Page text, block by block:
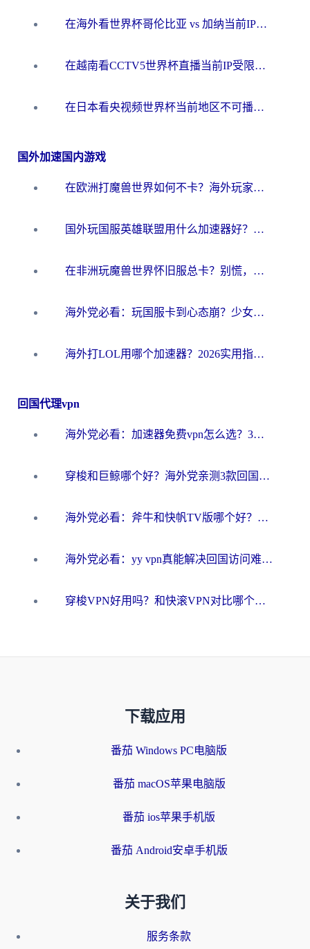
在海外看世界杯哥伦比亚 vs 加纳当前IP受限制？这篇指南帮你流畅看中文解说赛事
在越南看CCTV5世界杯直播当前IP受限制？海外党体育观赛终极指南来了
在日本看央视频世界杯当前地区不可播放？海外党体育观赛终极指南
国外加速国内游戏
在欧洲打魔兽世界如何不卡？海外玩家的国服游戏加速终极攻略
国外玩国服英雄联盟用什么加速器好？海外党亲测有效的国服游戏加速指南
在非洲玩魔兽世界怀旧服总卡？别慌，这份指南帮你丝滑开荒
海外党必看：玩国服卡到心态崩？少女前线云图计划加速器免费推荐+碧蓝航线足球世界流畅攻略
海外打LOL用哪个加速器？2026实用指南：从延迟到设备适配，一篇解决你的国服游戏痛点
回国代理vpn
海外党必看：加速器免费vpn怎么选？3步教你无缝访问国内资源
穿梭和巨鲸哪个好？海外党亲测3款回国加速器，教你避开90%的坑
海外党必看：斧牛和快帆TV版哪个好？3分钟选对回国加速器，无缝刷B站、追热剧
海外党必看：yy vpn真能解决回国访问难题？附云极initap测评+免费方案对比
穿梭VPN好用吗？和快滚VPN对比哪个回国效果更好？海外党选回国加速器必看指南
下载应用
番茄 Windows PC电脑版
番茄 macOS苹果电脑版
番茄 ios苹果手机版
番茄 Android安卓手机版
关于我们
服务条款